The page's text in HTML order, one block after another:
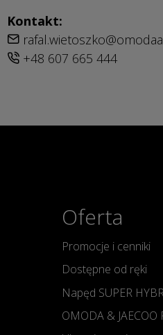
Kontakt:
+48 607 665 444
Oferta
Promocje i cenniki
Dostępne od ręki
Napęd SUPER
OMODA & JAECOO